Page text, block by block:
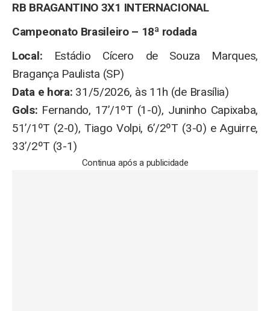
RB BRAGANTINO 3X1 INTERNACIONAL
Campeonato Brasileiro – 18ª rodada
Local:
Estádio Cícero de Souza Marques,
Bragança Paulista (SP)
Data e hora: 31/5/2026, às 11h (de Brasília)
Gols: Fernando, 17’/1ºT (1-0), Juninho Capixaba,
51’/1ºT (2-0), Tiago Volpi, 6’/2ºT (3-0) e Aguirre,
33’/2ºT (3-1)
Continua após a publicidade